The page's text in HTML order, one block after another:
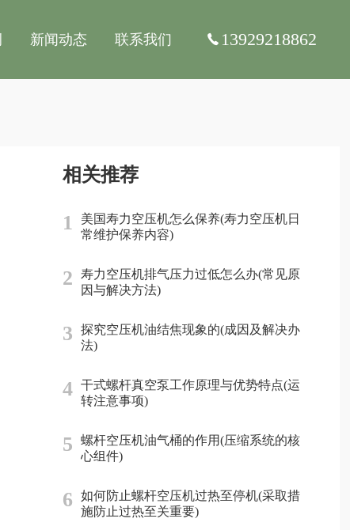
新闻动态 联系我们 13929218862
相关推荐
1
美国寿力空压机怎么保养(寿力空压机日
常维护保养内容)
2
寿力空压机排气压力过低怎么办(常见原
因与解决方法)
3
探究空压机油结焦现象的(成因及解决办
法)
4
干式螺杆真空泵工作原理与优势特点(运
转注意事项)
5
螺杆空压机油气桶的作用(压缩系统的核
心组件)
6
如何防止螺杆空压机过热至停机(采取措
施防止过热至关重要)